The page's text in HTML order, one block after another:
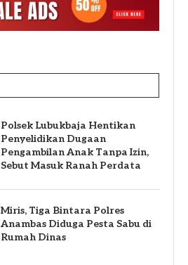
Polsek Lubukbaja Hentikan
Penyelidikan Dugaan
Pengambilan Anak Tanpa Izin,
Sebut Masuk Ranah Perdata
Miris, Tiga Bintara Polres
Anambas Diduga Pesta Sabu di
Rumah Dinas